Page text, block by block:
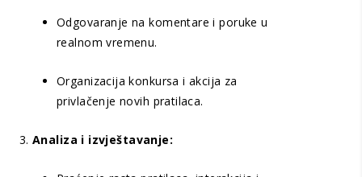
Odgovaranje na komentare i poruke u
realnom vremenu.
Organizacija konkursa i akcija za
privlačenje novih pratilaca.
Analiza i izvještavanje: